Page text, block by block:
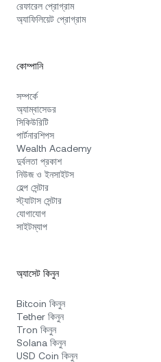
রেফারেল প্রোগ্রাম
অ্যাফিলিয়েট প্রোগ্রাম
কোম্পানি
সম্পর্কে
অ্যাম্বাসেডর
সিকিউরিটি
পার্টনারশিপস
Wealth Academy
দুর্বলতা প্রকাশ
নিউজ ও ইনসাইটস
হেল্প সেন্টার
স্ট্যাটাস সেন্টার
যোগাযোগ
সাইটম্যাপ
অ্যাসেট কিনুন
Bitcoin কিনুন
Tether কিনুন
Tron কিনুন
Solana কিনুন
USD Coin কিনুন